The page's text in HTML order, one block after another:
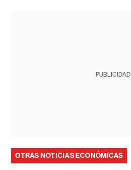
PUBLICIDAD
OTRAS NOTICIAS ECONÓMICAS